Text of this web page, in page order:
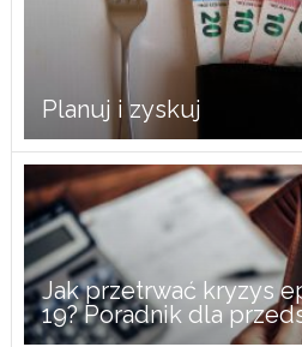
Planuj i zyskuj
Jak przetrwać kryzys
19? Poradnik dla